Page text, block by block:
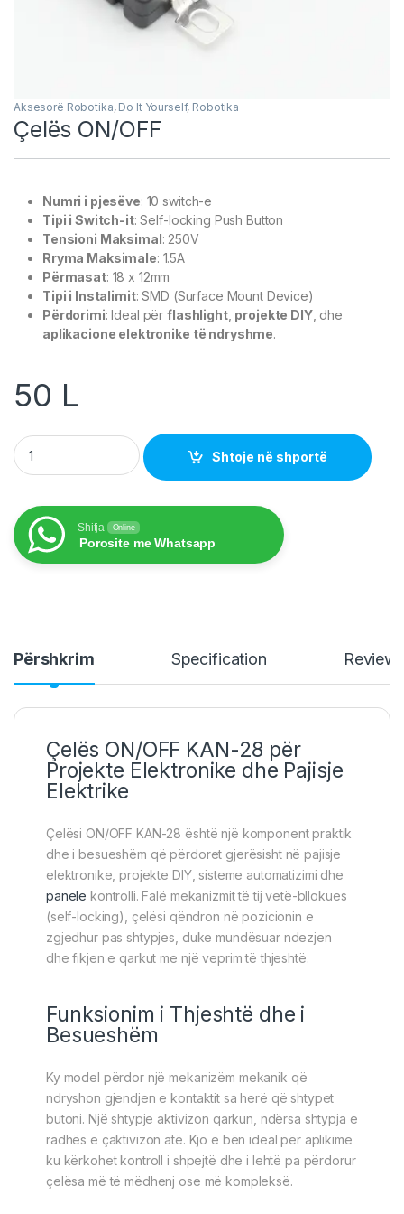
Aksesorë Robotika, Do It Yourself, Robotika
Çelës ON/OFF
Numri i pjesëve: 10 switch-e
Tipi i Switch-it: Self-locking Push Button
Tensioni Maksimal: 250V
Rryma Maksimale: 1.5A
Përmasat: 18 x 12mm
Tipi i Instalimit: SMD (Surface Mount Device)
Përdorimi: Ideal përflashlight, projekte DIY, dhe
aplikacione elektronike të ndryshme.
50 L
Çelës ON/OFF quantity
Shtoje në shportë
Shitja Online
Porosite me Whatsapp
Përshkrim Specification
Çelës ON/OFF KAN-28 për
Projekte Elektronike dhe Pajisje
Elektrike
Çelësi ON/OFF KAN-28 është një komponent praktik
dhe i besueshëm që përdoret gjerësisht në pajisje
elektronike, projekte DIY, sisteme automatizimi dhe
panele kontrolli. Falë mekanizmit të tij vetë-bllokues
(self-locking), çelësi qëndron në pozicionin e
zgjedhur pas shtypjes, duke mundësuar ndezjen
dhe fikjen e qarkut me një veprim të thjeshtë.
Funksionim i Thjeshtë dhe i
Besueshëm
Ky model përdor një mekanizëm mekanik që
ndryshon gjendjen e kontaktit sa herë që shtypet
butoni. Një shtypje aktivizon qarkun, ndërsa shtypja e
radhës e çaktivizon atë. Kjo e bën ideal për aplikime
ku kërkohet kontroll i shpejtë dhe i lehtë pa përdorur
çelësa më të mëdhenj ose më kompleksë.